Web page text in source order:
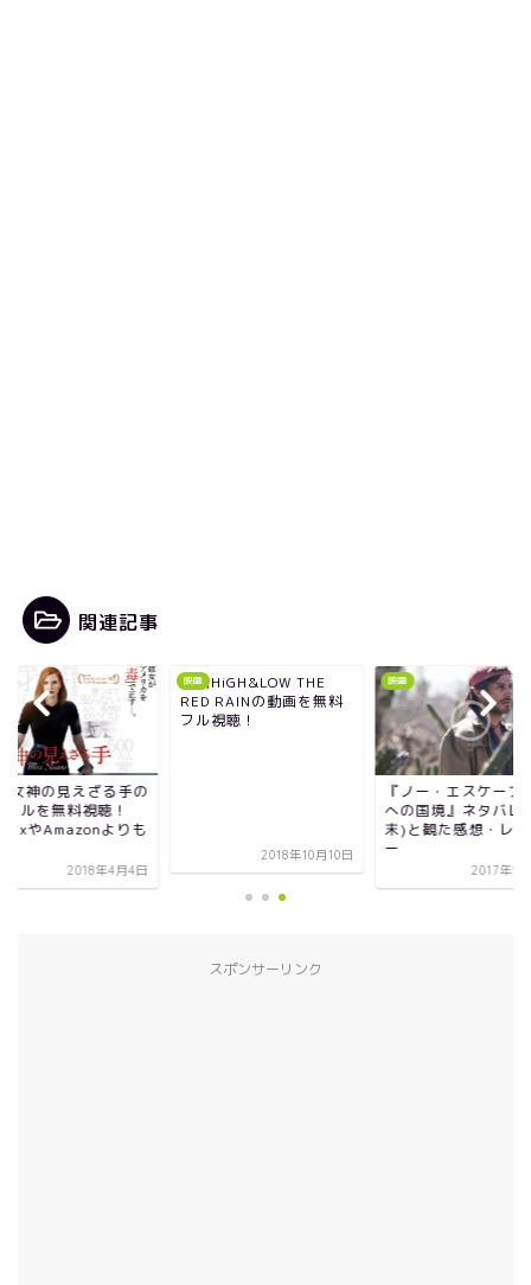
関連記事
女神の見えざる手の
フルを無料視聴！
やAmazonよりも
2018年4月4日
映画
映画HiGH&LOW THE
RED RAINの動画を無料
フル視聴！
2018年10月10日
映画
『ノー・エスケープ
への国境』ネタバレ
末)と観た感想・レ
ー
2017年5
スポンサーリンク